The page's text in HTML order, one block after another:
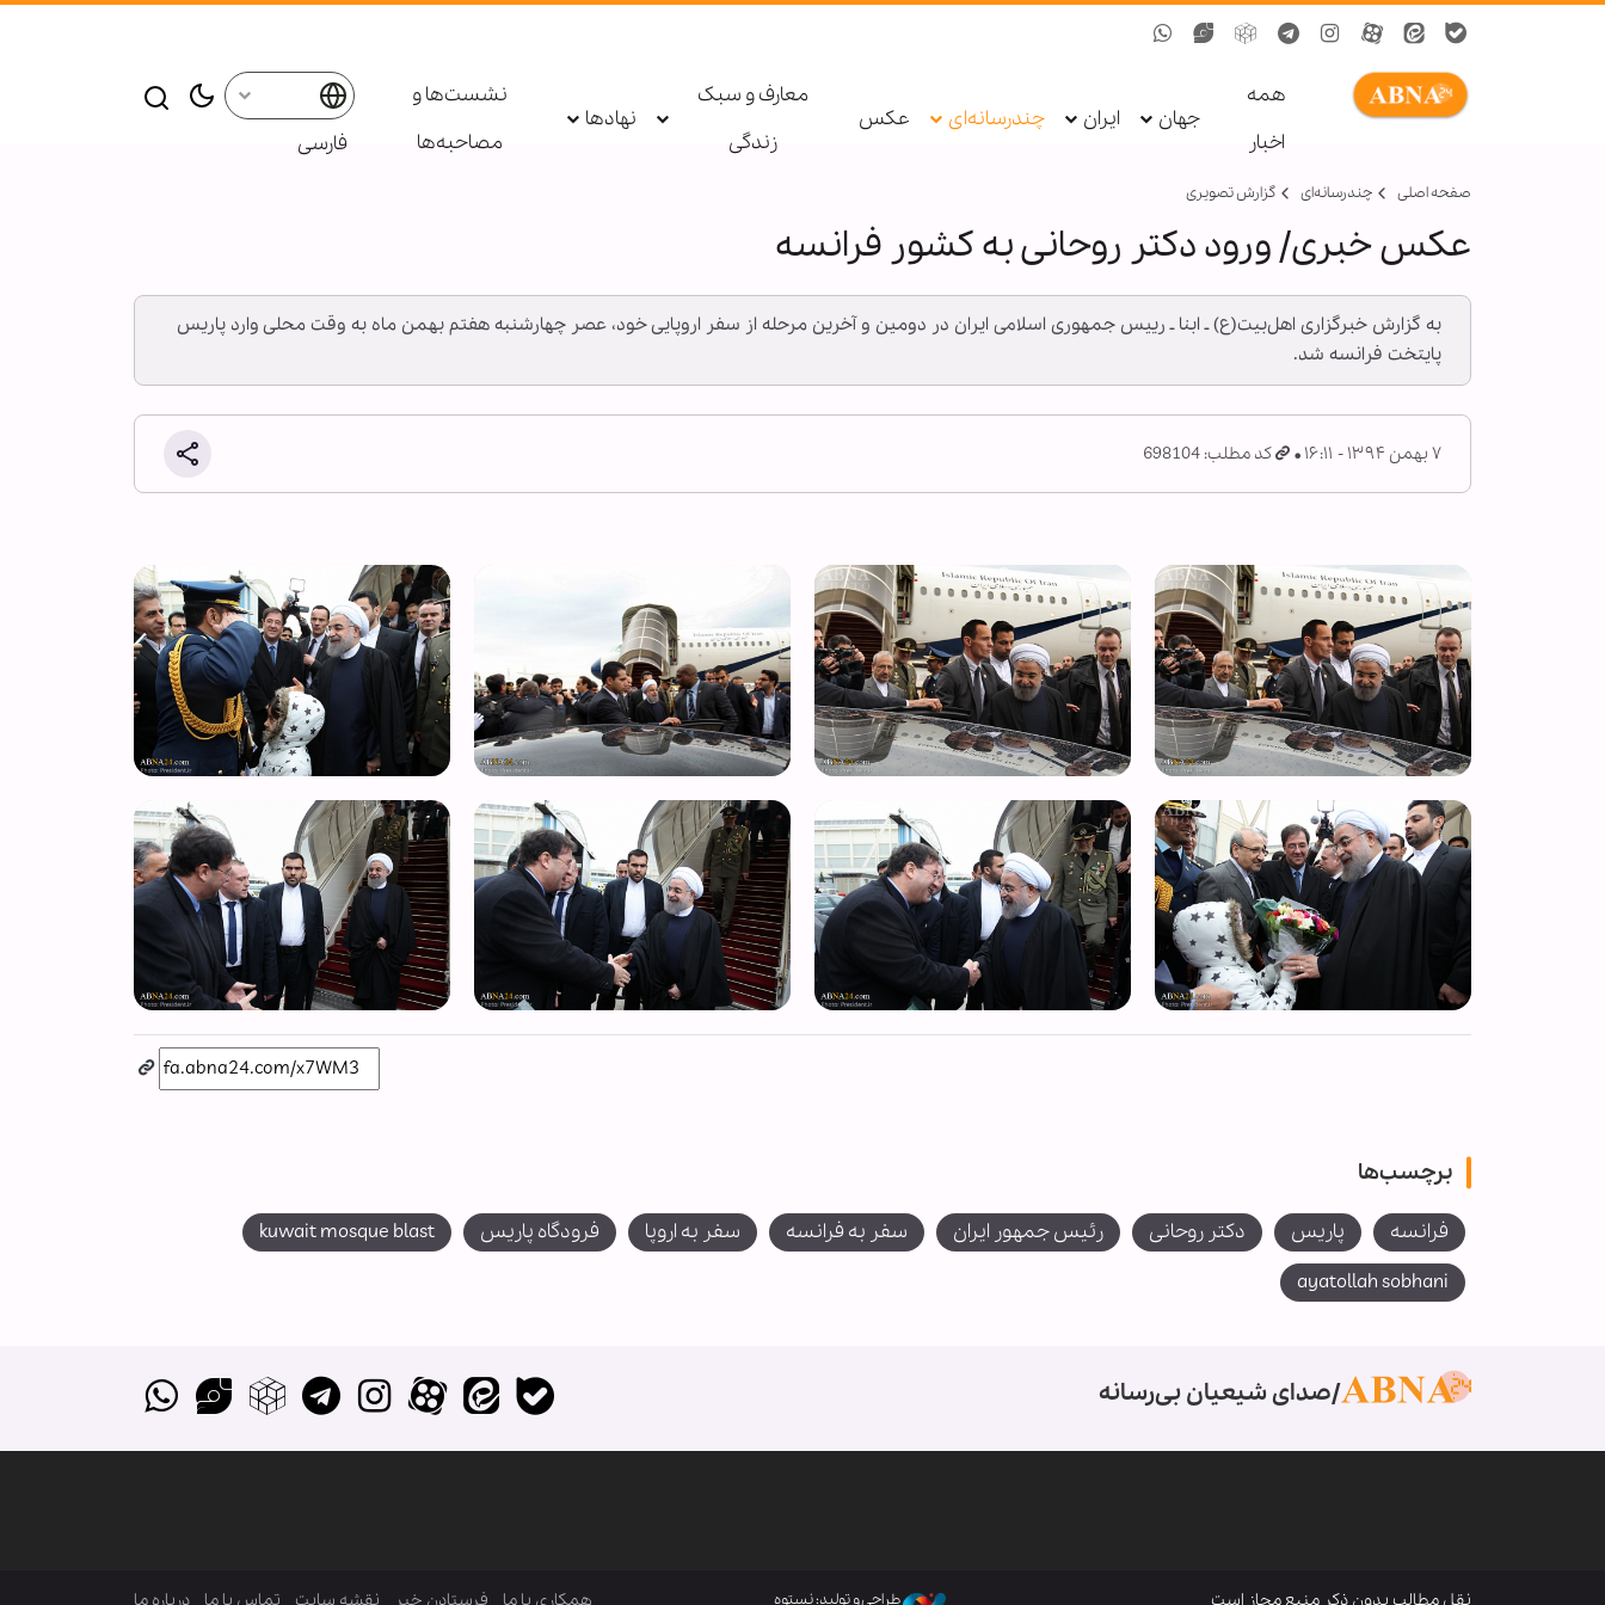
همه
اخبار
جهان ایران چندرسانه‌ای عکس
معارف و سبک
زندگی
نهادها
نشست‌ها و
مصاحبه‌ها
فارسی
صفحه اصلی چندرسانه‌ای گزارش تصويری
عکس خبری/ ورود دکتر روحانی به کشور فرانسه
به گزارش خبرگزاری اهل‌بیت(ع) ـ ابنا ـ رییس جمهوری اسلامی ایران در دومین و آخرین مرحله از سفر اروپایی خود، عصر چهارشنبه هفتم بهمن ماه به وقت محلی وارد پاریس
پایتخت فرانسه شد.
۷ بهمن ۱۳۹۴ - ۱۶:۱۱ کد مطلب: 698104
برچسب‌ها
فرانسه پاریس دکتر روحانی رئیس جمهور ایران سفر به فرانسه سفر به اروپا فرودگاه پاریس
kuwait mosque blast
ayatollah sobhani
صدای شیعیان بی‌رسانه
طراحی و تولید: نستوه